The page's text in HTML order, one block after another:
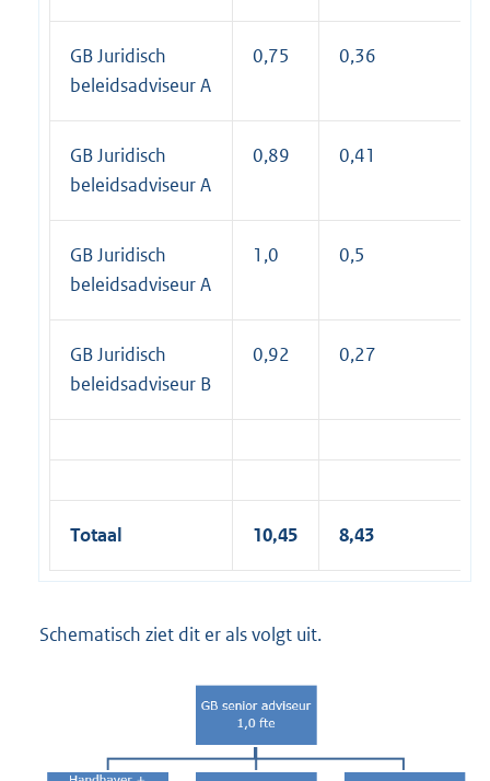
GB Juridisch
beleidsadviseur A
0,75 0,36
GB Juridisch
beleidsadviseur A
0,89 0,41
GB Juridisch
beleidsadviseur A
1,0 0,5
GB Juridisch
beleidsadviseur B
0,92 0,27
Totaal 10,45 8,43
Schematisch ziet dit er als volgt uit.